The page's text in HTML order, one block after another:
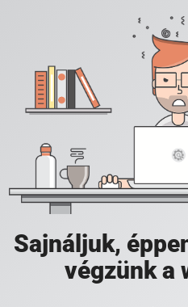
Sajnáljuk,
végzünk a